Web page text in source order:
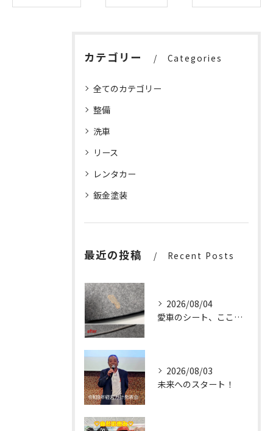
カテゴリー Categories
全てのカテゴリー
整備
洗車
リース
レンタカー
鈑金塗装
最近の投稿 Recent Posts
2026/08/04
愛車のシート、ここまで輝く✨
2026/08/03
未来へのスタート！